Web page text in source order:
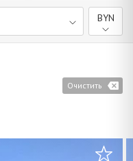
BYN
Очистить